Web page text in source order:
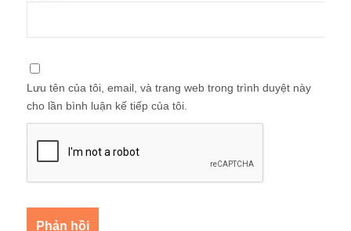
Lưu tên của tôi, email, và trang web trong trình duyệt này
cho lần bình luận kế tiếp của tôi.